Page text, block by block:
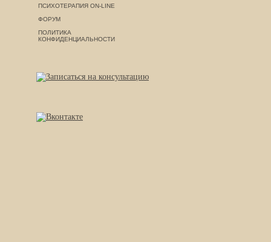
ПСИХОТЕРАПИЯ ON-LINE
ФОРУМ
ПОЛИТИКА
КОНФИДЕНЦИАЛЬНОСТИ